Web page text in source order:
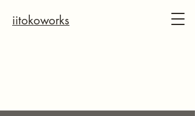
iitokoworks